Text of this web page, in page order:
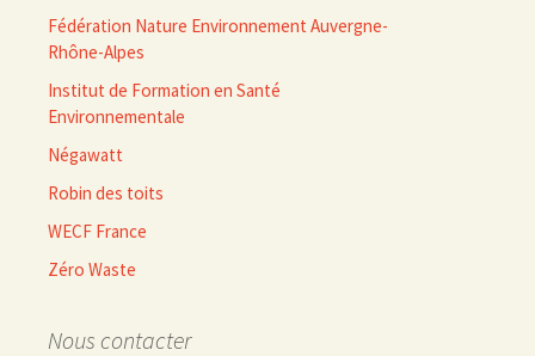
Fédération Nature Environnement Auvergne-
Rhône-Alpes
Institut de Formation en Santé
Environnementale
Négawatt
Robin des toits
WECF France
Zéro Waste
Nous contacter